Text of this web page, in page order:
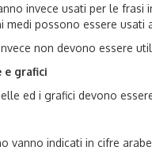
invece usati per le frasi
medi possono essere usati
non devono essere
e grafici
ed i grafici devono
vanno indicati in cifre